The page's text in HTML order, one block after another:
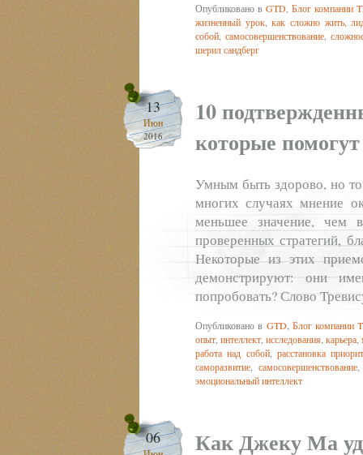
Опубликовано в GTD Блог компании
жизненный урок,как сложно жить,
собой ,самосовершенствование ,
шерил сандберг
13
Июн
2016
10
которые
Умным быть здорово, но
многих случаях мнение
меньшее значение, чем
проверенных стратегий,
Некоторые из этих
демонстрируют: они
попробовать? Слово
Опубликовано в GTD, Блог компании
опыт интеллект исследования карьера
работа над собой,расстановка
саморазвитие ,самосовершенствование
эмоциональный интеллект
06
Как Джеку Ма